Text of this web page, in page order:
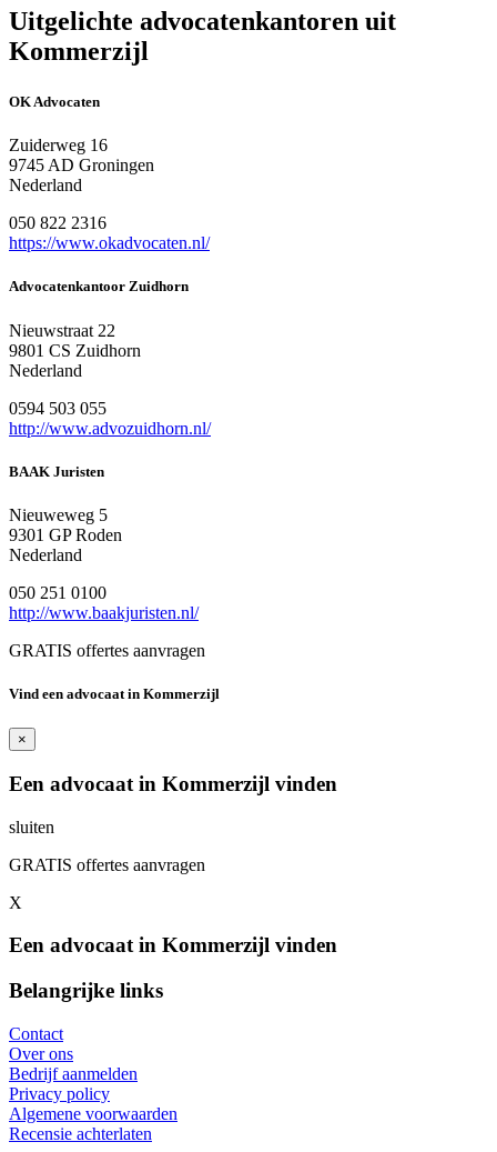
Uitgelichte advocatenkantoren uit
Kommerzijl
OK Advocaten
Zuiderweg 16
9745 AD Groningen
Nederland
050 822 2316
https://www.okadvocaten.nl/
Advocatenkantoor Zuidhorn
Nieuwstraat 22
9801 CS Zuidhorn
Nederland
0594 503 055
http://www.advozuidhorn.nl/
BAAK Juristen
Nieuweweg 5
9301 GP Roden
Nederland
050 251 0100
http://www.baakjuristen.nl/
GRATIS offertes aanvragen
Vind een advocaat in Kommerzijl
×
Een advocaat in Kommerzijl vinden
sluiten
GRATIS offertes aanvragen
X
Een advocaat in Kommerzijl vinden
Belangrijke links
Contact
Over ons
Bedrijf aanmelden
Privacy policy
Algemene voorwaarden
Recensie achterlaten